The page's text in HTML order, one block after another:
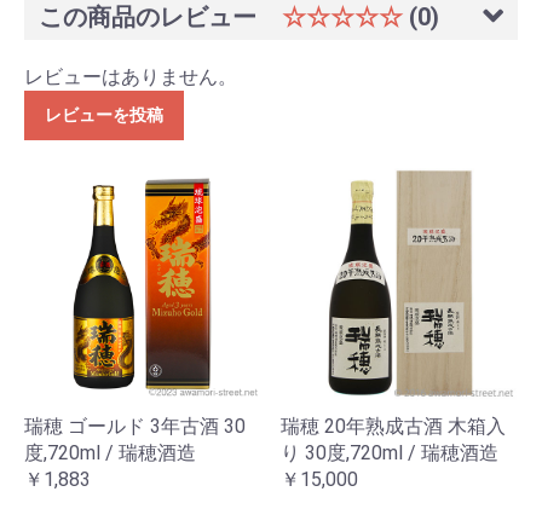
この商品のレビュー ☆☆☆☆☆ (0)
レビューはありません。
レビューを投稿
瑞穂 ゴールド 3年古酒 30
度,720ml / 瑞穂酒造
￥1,883
瑞穂 20年熟成古酒 木箱入
り 30度,720ml / 瑞穂酒造
￥15,000